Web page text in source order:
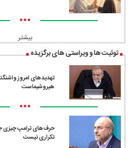
•••
بیشتر
توئیت ها و ویراستی های برگزیده
تهدیدهای امروز
هیروشیماست
•••
حرف‌های ترامپ چیزی
تکراری نیست